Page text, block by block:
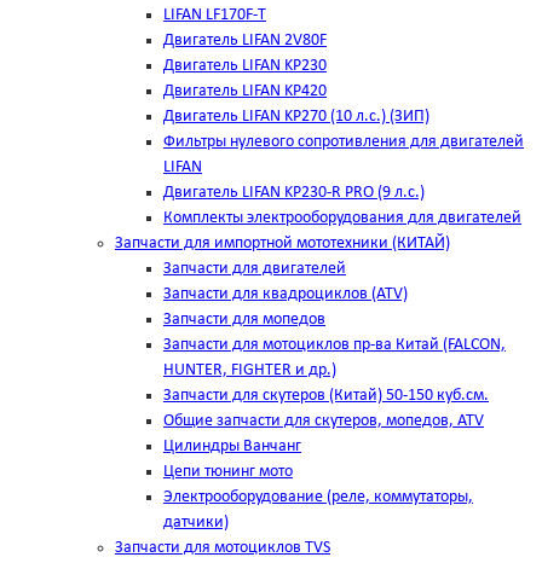
LIFAN LF170F-T
Двигатель LIFAN 2V80F
Двигатель LIFAN KP230
Двигатель LIFAN KP420
Двигатель LIFAN KP270 (10 л.с.) (ЗИП)
Фильтры нулевого сопротивления для двигателей
LIFAN
Двигатель LIFAN KP230-R PRO (9 л.с.)
Комплекты электрооборудования для двигателей
Запчасти для импортной мототехники (КИТАЙ)
Запчасти для двигателей
Запчасти для квадроциклов (ATV)
Запчасти для мопедов
Запчасти для мотоциклов пр-ва Китай (FALCON,
HUNTER, FIGHTER и др.)
Запчасти для скутеров (Китай) 50-150 куб.см.
Общие запчасти для скутеров, мопедов, ATV
Цилиндры Ванчанг
Цепи тюнинг мото
Электрооборудование (реле, коммутаторы,
датчики)
Запчасти для мотоциклов TVS